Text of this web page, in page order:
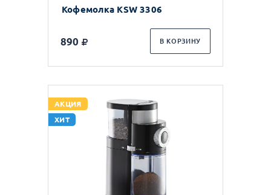
Кофемолка KSW 3306
890 В КОРЗИНУ
АКЦИЯ
ХИТ